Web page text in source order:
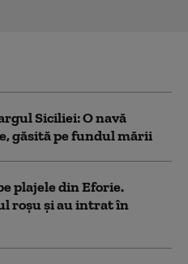
Siciliei: O navă
găsită pe fundul mării
plajele din Eforie.
roșu și au intrat în